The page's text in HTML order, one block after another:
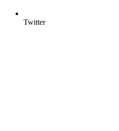
Twitter